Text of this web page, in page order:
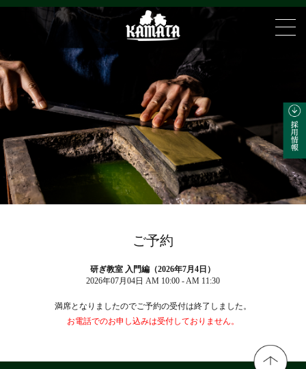
ご予約
研ぎ教室 入門編（2026年7月4日）
2026年07月04日 AM 10:00 - AM 11:30
満席となりましたのでご予約の受付は終了しました。
お電話でのお申し込みは受付しておりません。